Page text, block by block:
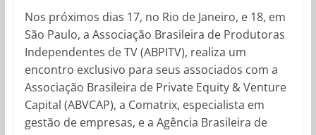
Nos próximos dias 17, no Rio de Janeiro, e 18, em
São Paulo, a Associação Brasileira de Produtoras
Independentes de TV (ABPITV), realiza um
encontro exclusivo para seus associados com a
Associação Brasileira de Private Equity & Venture
Capital (ABVCAP), a Comatrix, especialista em
gestão de empresas, e a Agência Brasileira de